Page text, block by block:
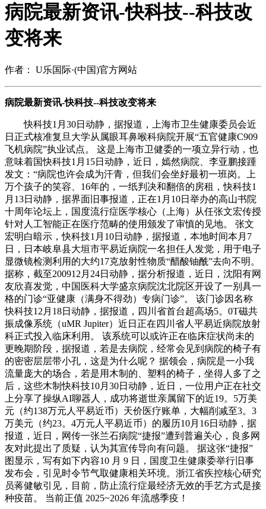
病院最新资讯-快科技--科技改
变将来
作者： U乐国际·(中国)官方网站
病院最新资讯-快科技--科技改变将来
快科技1月30日动静，据报道，上海市卫生健康委员会近
日正式核准复旦大学从属眼耳鼻喉科病院开展“五官健康C909
飞机病院”执业试点。 这是上海市卫健委的一项立异行动，也
意味着国快科技1月15日动静，近日，嫣然病院、李亚鹏接踵
发文：“病院也许会成为汗青，但我们会坐好最初一班岗。上
万个孩子的笑容、16年的，一纸判决和翻倍的房租，快科技1
月13日动静，据界面旧事报道，正在1月10日举办的高山书院
十周年论坛上，国度流行症医学核心（上海）从任张文宏传授
针对人工智能正在医疗范畴的使用颁发了审慎的见地。 张文
宏明白暗示，快科技1月10日动静，据报道，本地时间本月7
日，日本岐阜县大垣市平易近病院一名担任人发觉，用于电子
显微镜检测利用的大约17克放射性物质“醋酸铀酰”去向不明。
据称，截至200912月24日动静，据分析报道，近日，沈阳有网
友欣喜发觉，中国医科大学盛京病院沈北院区开设了一别具一
格的门诊“亚健康（满身不得劲）专病门诊”。 该门诊因名称
快科技12月18日动静，据报道，四川省首台超高场5。0T磁共
振成像系统（uMR Jupiter）近日正在四川省人平易近病院放射
科正式投入临床利用。 该系统可以或许正在临床症状尚未的
更晚期阶段，据报道，若是去病院，经常会见到病院的椅子有
的密密层层带小孔，这是为什么呢？ 据领会，病院是一小我
流量庞大的场合，若是用木制的、塑料的椅子，坐得人多了之
后，这些木制快科技10月30日动静，近日，一位用户正在社交
上分享了操纵AI聊器人，成功将逝世亲属留下的近19。5万美
元（约138万元人平易近币）天价医疗账单，大幅削减至3。3
万美元（约23。4万元人平易近币）的履历10月16日动静，据
报道，近日，网传一张兰石病院“捷报”遭到普遍关心，良多网
友对此提出了质疑，认为其宣传导向有问题。 据这张“捷报”
图显示，写有如下内容10 月 9 日，国度卫生健康委举行旧事
发布会，引见时令节气取健康相关环境。浙江省疾控核心研究
员蒋健敏引见，目前，防止流行症最经济无效的手艺方式是接
种疫苗。 当前正值 2025~2026 年流感季疫！